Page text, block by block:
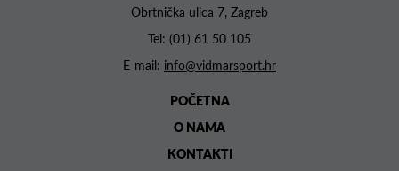
Obrtnička ulica 7, Zagreb
Tel: (01) 61 50 105
E-mail: info@vidmarsport.hr
POČETNA
O NAMA
KONTAKTI